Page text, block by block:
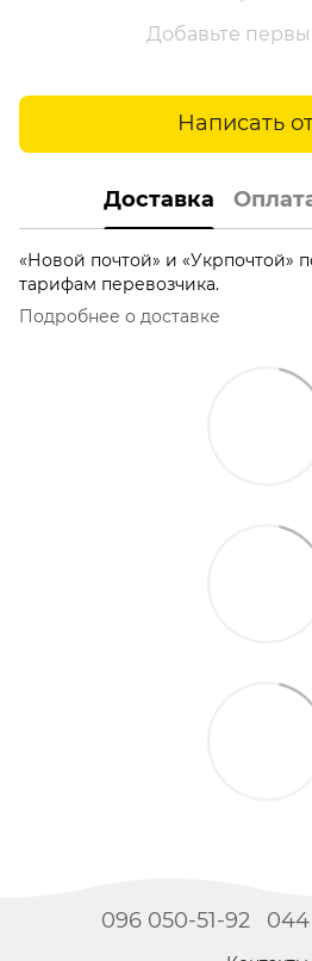
Добавьте
Написать
Доставка
«Новой почтой» и «Укрпочтой»
тарифам перевозчика.
Подробнее о доставке
096 050-51-92